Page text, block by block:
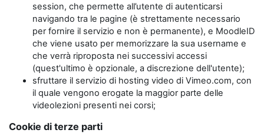
session, che permette all’utente di autenticarsi
navigando tra le pagine (è strettamente necessario
per fornire il servizio e non è permanente), e MoodleID
che viene usato per memorizzare la sua username e
che verrà riproposta nei successivi accessi
(quest'ultimo è opzionale, a discrezione dell'utente);
sfruttare il servizio di hosting video di Vimeo.com, con
il quale vengono erogate la maggior parte delle
videolezioni presenti nei corsi;
Cookie di terze parti